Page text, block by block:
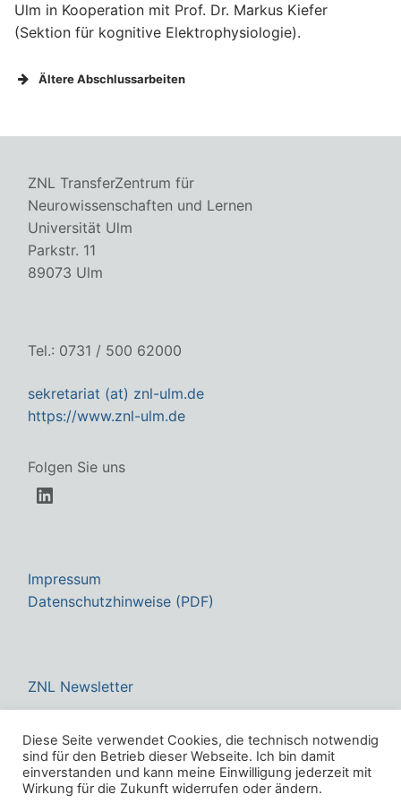
Ulm in Kooperation mit Prof. Dr. Markus Kiefer
(Sektion für kognitive Elektrophysiologie).
Ältere Abschlussarbeiten
ZNL TransferZentrum für
Neurowissenschaften und Lernen
Universität Ulm
Parkstr. 11
89073 Ulm
Tel.: 0731 / 500 62000
sekretariat (at) znl-ulm.de
https://www.znl-ulm.de
Folgen Sie uns
LinkedIn
Impressum
Datenschutzhinweise (PDF)
ZNL Newsletter
Copyright © 2026 ZNL TransferZentrum für
Diese Seite verwendet Cookies, die technisch notwendig
sind für den Betrieb dieser Webseite. Ich bin damit
einverstanden und kann meine Einwilligung jederzeit mit
Wirkung für die Zukunft widerrufen oder ändern.